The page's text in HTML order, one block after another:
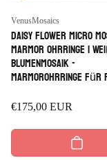
Anbieter:
VenusMosaics
Daisy Flower Micro
Marmor Ohrringe |
Blumenmosaik -
Marmorohrringe für
Regulärer
€175,00 EUR